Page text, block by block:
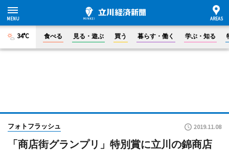
34°C 食べる 見る・遊ぶ 買う 暮らす・働く 学ぶ・知る
フォトフラッシュ 2019.11.08
「商店街グランプリ」特別賞に立川の錦商店